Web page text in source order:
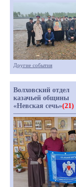
Другие события
Волховский отдел
казачьей общины
«Невская сечь»(21)